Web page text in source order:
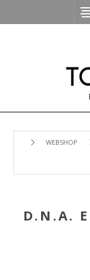
WEBSHOP
D.N.A.